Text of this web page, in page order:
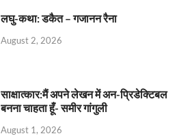
लघु-कथा: डकैत – गजानन रैना
August 2, 2026
साक्षात्कार:मैं अपने लेखन में अन-प्रिडेक्टिबल
बनना चाहता हूँ- समीर गांगुली
August 1, 2026